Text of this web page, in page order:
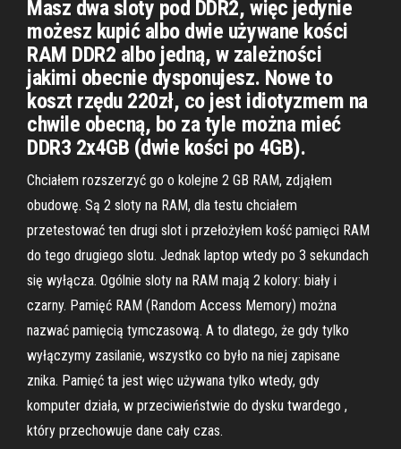
Masz dwa sloty pod DDR2, więc jedynie
możesz kupić albo dwie używane kości
RAM DDR2 albo jedną, w zależności
jakimi obecnie dysponujesz. Nowe to
koszt rzędu 220zł, co jest idiotyzmem na
chwile obecną, bo za tyle można mieć
DDR3 2x4GB (dwie kości po 4GB).
Chciałem rozszerzyć go o kolejne 2 GB RAM, zdjąłem
obudowę. Są 2 sloty na RAM, dla testu chciałem
przetestować ten drugi slot i przełożyłem kość pamięci RAM
do tego drugiego slotu. Jednak laptop wtedy po 3 sekundach
się wyłącza. Ogólnie sloty na RAM mają 2 kolory: biały i
czarny. Pamięć RAM (Random Access Memory) można
nazwać pamięcią tymczasową. A to dlatego, że gdy tylko
wyłączymy zasilanie, wszystko co było na niej zapisane
znika. Pamięć ta jest więc używana tylko wtedy, gdy
komputer działa, w przeciwieństwie do dysku twardego ,
który przechowuje dane cały czas.